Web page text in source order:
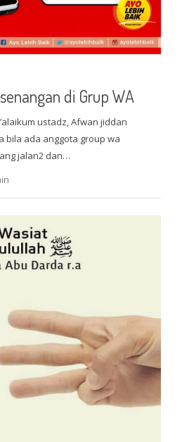
di Grup WA
ustadz, Afwan jiddan
bila ada anggota group wa
jalan2 dan…